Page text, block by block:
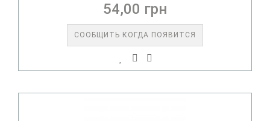
54,00 грн
СООБЩИТЬ КОГДА ПОЯВИТСЯ